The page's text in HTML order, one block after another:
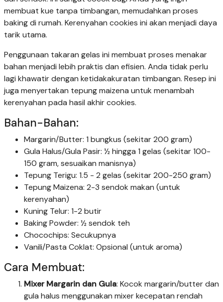
membuat kue tanpa timbangan, memudahkan proses
baking di rumah. Kerenyahan cookies ini akan menjadi daya
tarik utama.
Penggunaan takaran gelas ini membuat proses menakar
bahan menjadi lebih praktis dan efisien. Anda tidak perlu
lagi khawatir dengan ketidakakuratan timbangan. Resep ini
juga menyertakan tepung maizena untuk menambah
kerenyahan pada hasil akhir cookies.
Bahan-Bahan:
Margarin/Butter: 1 bungkus (sekitar 200 gram)
Gula Halus/Gula Pasir: ½ hingga 1 gelas (sekitar 100-
150 gram, sesuaikan manisnya)
Tepung Terigu: 1.5 - 2 gelas (sekitar 200-250 gram)
Tepung Maizena: 2-3 sendok makan (untuk
kerenyahan)
Kuning Telur: 1-2 butir
Baking Powder: ½ sendok teh
Chocochips: Secukupnya
Vanili/Pasta Coklat: Opsional (untuk aroma)
Cara Membuat:
Mixer Margarin dan Gula: Kocok margarin/butter dan
gula halus menggunakan mixer kecepatan rendah